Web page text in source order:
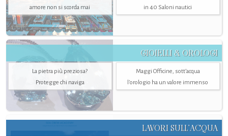
amore non si scorda mai
in 40 Saloni nautici
GIOIELLI & OROLOGI
La pietra più preziosa?
Protegge chi naviga
Maggi Officine, sott’acqua
l'orologio ha un valore immenso
LAVORI SULL’ACQUA